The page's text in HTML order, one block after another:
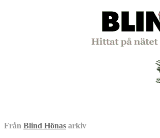
Från Blind Hönas arkiv